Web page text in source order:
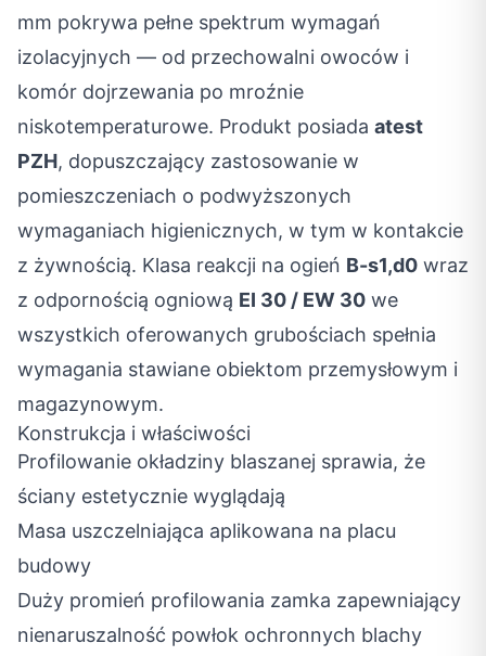
mm pokrywa pełne spektrum wymagań
izolacyjnych — od przechowalni owoców i
komór dojrzewania po mroźnie
niskotemperaturowe. Produkt posiada atest
PZH, dopuszczający zastosowanie w
pomieszczeniach o podwyższonych
wymaganiach higienicznych, w tym w kontakcie
z żywnością. Klasa reakcji na ogień B-s1,d0 wraz
z odpornością ogniową EI 30 / EW 30 we
wszystkich oferowanych grubościach spełnia
wymagania stawiane obiektom przemysłowym i
magazynowym.
Konstrukcja i właściwości
Profilowanie okładziny blaszanej sprawia, że
ściany estetycznie wyglądają
Masa uszczelniająca aplikowana na placu
budowy
Duży promień profilowania zamka zapewniający
nienaruszalność powłok ochronnych blachy